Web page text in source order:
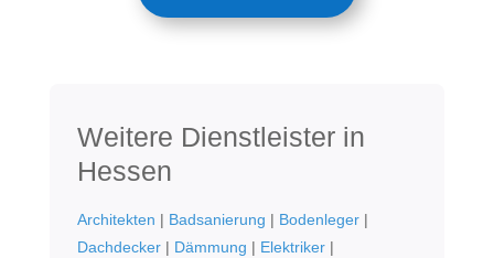
Weitere Dienstleister in
Hessen
Architekten | Badsanierung | Bodenleger|
Dachdecker| Dämmung | Elektriker|